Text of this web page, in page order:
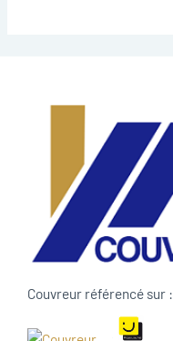
Couvreur référencé sur :